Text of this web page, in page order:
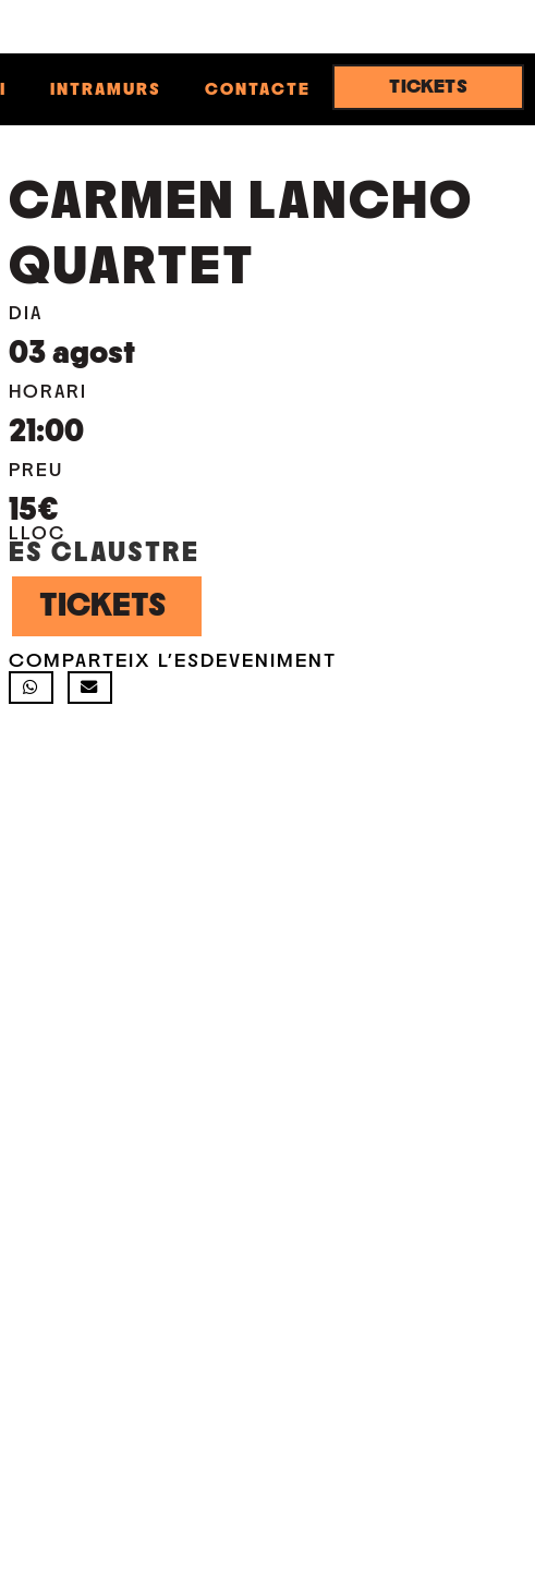
INTRAMURS CONTACTE TICKETS
CARMEN LANCHO
QUARTET
DIA
03 agost
HORARI
21:00
PREU
15€
LLOC
ES CLAUSTRE
TICKETS
COMPARTEIX L'ESDEVENIMENT